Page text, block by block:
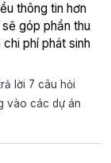
thông tin hơn
góp phần thu
phí phát sinh
lời 7 câu hỏi
vào các dự án